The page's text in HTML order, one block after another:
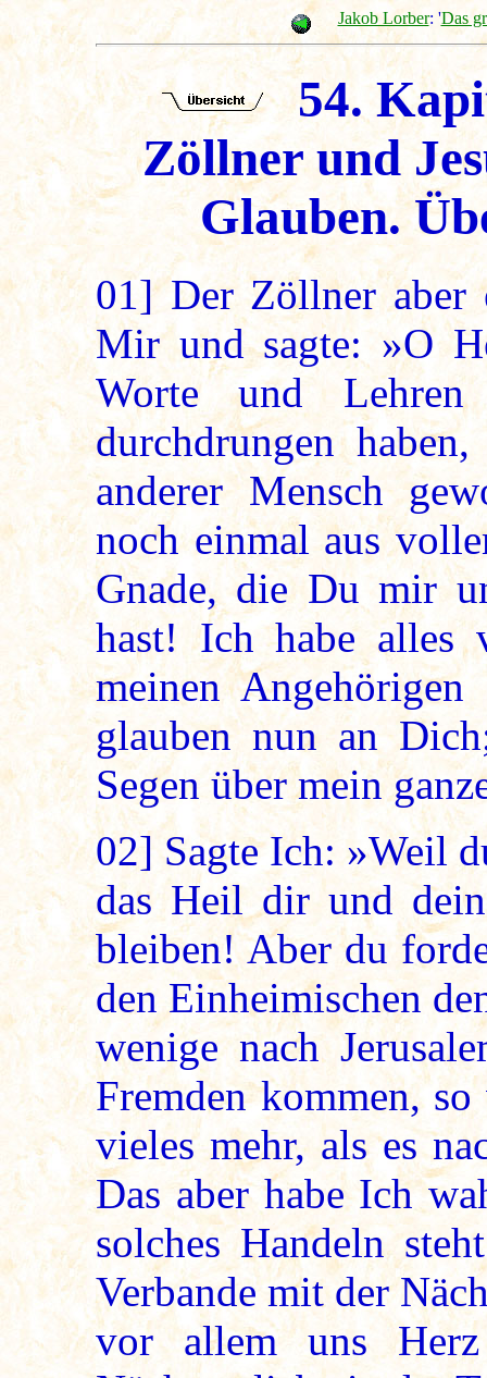
Jakob Lorber: 'Das
54.
Zöllner und
Glauben.
01]Der Zöllner aber
Mir und sagte: »O
Worte und
durchdrungen
anderer Mensch
noch einmal aus
Gnade, die Du mir
hast! Ich habe alles
meinen
glauben nun an
Segen über mein
02] Sagte Ich: »Weil
das Heil dir und
bleiben! Aber du
den Einheimischen
wenige nach
Fremden kommen,
vieles mehr, als es
Das aber habe Ich
solches Handeln
Verbande mit der
vor allem uns